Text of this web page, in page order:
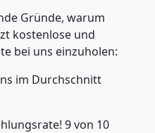
Gründe, warum
kostenlose und
bei uns einzuholen:
im Durchschnitt
9 von 10